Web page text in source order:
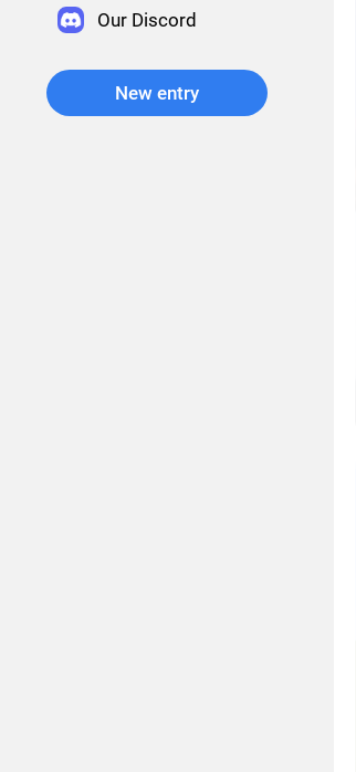
Our Discord
New entry